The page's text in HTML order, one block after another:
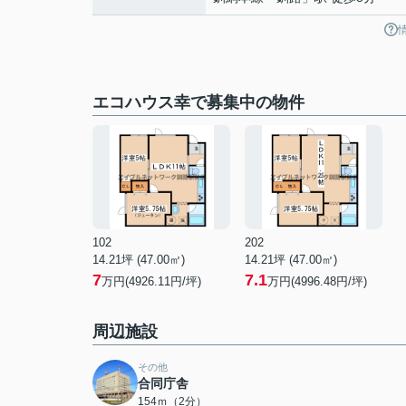
エコハウス幸で募集中の物件
102
14.21坪 (47.00㎡)
7万円(4926.11円/坪)
202
14.21坪 (47.00㎡)
7.1万円(4996.48円/坪)
周辺施設
その他
合同庁舎
154ｍ（2分）